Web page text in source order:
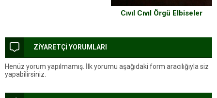
Cıvıl Cıvıl Örgü Elbiseler
ZİYARETÇİ YORUMLARI
Henüz yorum yapılmamış. İlk yorumu aşağıdaki form aracılığıyla siz
yapabilirsiniz.